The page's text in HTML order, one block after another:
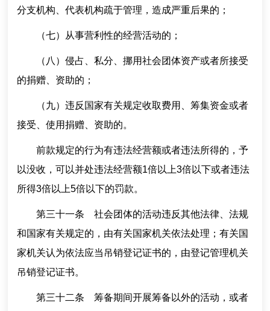
分支机构、代表机构疏于管理，造成严重后果的；
（七）从事营利性的经营活动的；
（八）侵占、私分、挪用社会团体资产或者所接受
的捐赠、资助的；
（九）违反国家有关规定收取费用、筹集资金或者
接受、使用捐赠、资助的。
前款规定的行为有违法经营额或者违法所得的，予
以没收，可以并处违法经营额1倍以上3倍以下或者违法
所得3倍以上5倍以下的罚款。
第三十一条 社会团体的活动违反其他法律、法规
和国家有关规定的，由有关国家机关依法处理；有关国
家机关认为依法应当吊销登记证书的，由登记管理机关
吊销登记证书。
第三十二条 筹备期间开展筹备以外的活动，或者